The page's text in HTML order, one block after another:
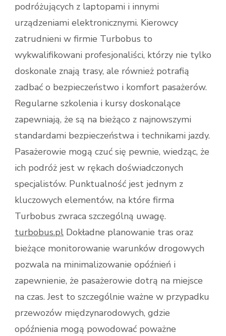
podróżujących z laptopami i innymi
urządzeniami elektronicznymi. Kierowcy
zatrudnieni w firmie Turbobus to
wykwalifikowani profesjonaliści, którzy nie tylko
doskonale znają trasy, ale również potrafią
zadbać o bezpieczeństwo i komfort pasażerów.
Regularne szkolenia i kursy doskonalące
zapewniają, że są na bieżąco z najnowszymi
standardami bezpieczeństwa i technikami jazdy.
Pasażerowie mogą czuć się pewnie, wiedząc, że
ich podróż jest w rękach doświadczonych
specjalistów. Punktualność jest jednym z
kluczowych elementów, na które firma
Turbobus zwraca szczególną uwagę.
turbobus.pl Dokładne planowanie tras oraz
bieżące monitorowanie warunków drogowych
pozwala na minimalizowanie opóźnień i
zapewnienie, że pasażerowie dotrą na miejsce
na czas. Jest to szczególnie ważne w przypadku
przewozów międzynarodowych, gdzie
opóźnienia mogą powodować poważne